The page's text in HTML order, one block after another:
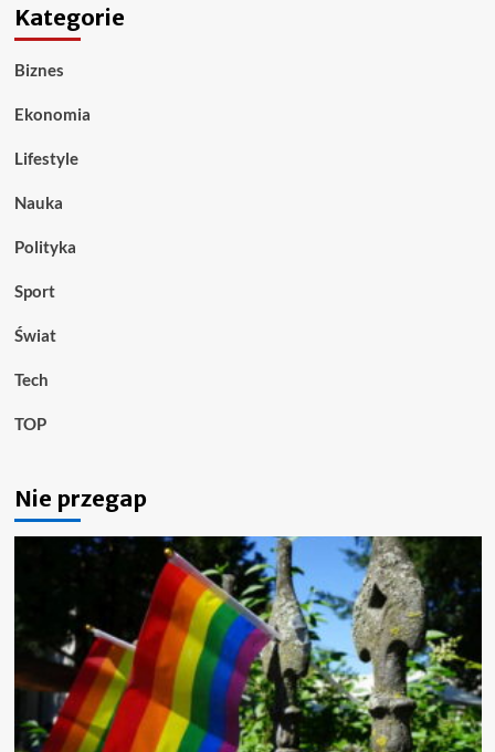
Kategorie
Biznes
Ekonomia
Lifestyle
Nauka
Polityka
Sport
Świat
Tech
TOP
Nie przegap